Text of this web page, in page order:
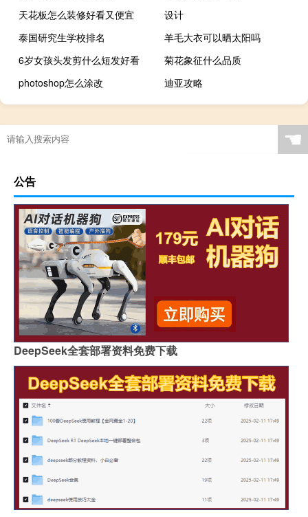
天花板怎么装修好看又便宜
设计
泰国研究生学校排名
羊毛大衣可以晒太阳吗
6岁女孩头发剪什么短发好看
菊花象征什么品质
photoshop怎么涂改
迪亚攻略
☚
公告
DeepSeek全套部署资料免费下载